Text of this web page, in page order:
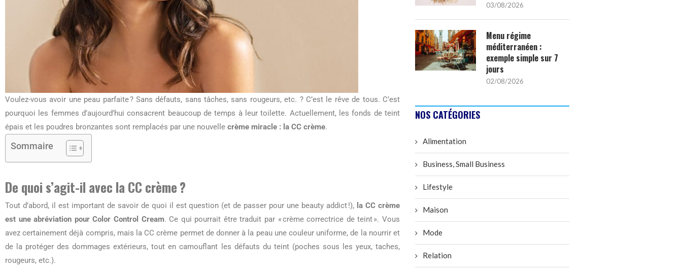
Voulez-vous avoir une peau parfaite ? Sans défauts, sans tâches, sans rougeurs, etc. ? C’est le rêve de tous. C’est
pourquoi les femmes d’aujourd’hui consacrent beaucoup de temps à leur toilette. Actuellement, les fonds de teint
épais et les poudres bronzantes sont remplacés par une nouvelle crème miracle : la CC crème.
Sommaire
De quoi s’agit-il avec la CC crème ?
Tout d’abord, il est important de savoir de quoi il est question (et de passer pour une beauty addict !), la CC crème
est une abréviation pour Color Control Cream. Ce qui pourrait être traduit par « crème correctrice de teint ». Vous
avez certainement déjà compris, mais la CC crème permet de donner à la peau une couleur uniforme, de la nourrir et
de la protéger des dommages extérieurs, tout en camouflant les défauts du teint (poches sous les yeux, taches,
rougeurs, etc.).
03/08/2026
Menu régime
méditerranéen :
exemple simple sur 7
jours
02/08/2026
NOS CATÉGORIES
Alimentation
Business, Small Business
Lifestyle
Maison
Mode
Relation